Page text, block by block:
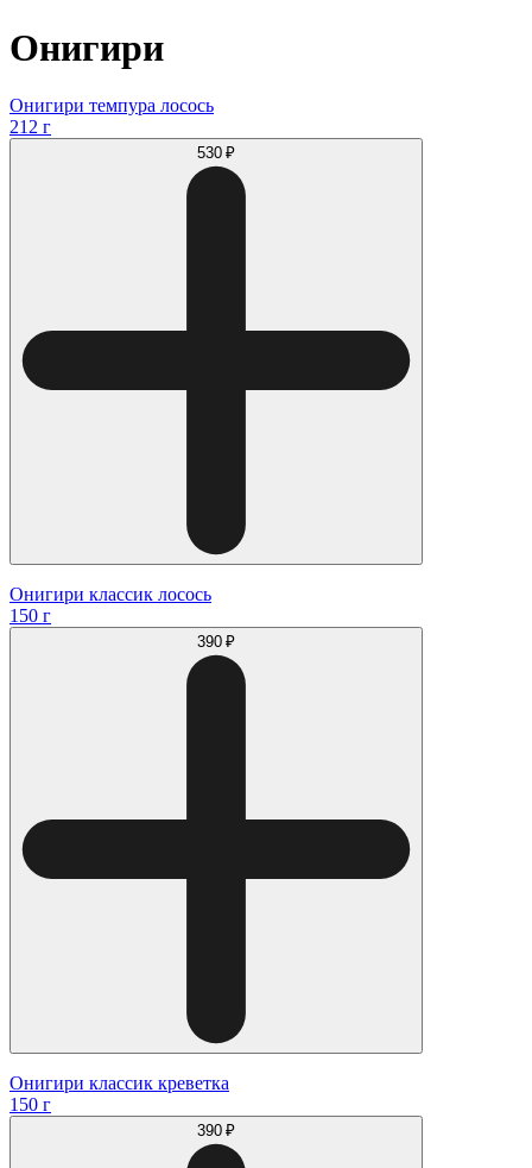
Онигири
Онигири темпура лосось
212 г
530 ₽
Онигири классик лосось
150 г
390 ₽
Онигири классик креветка
150 г
390 ₽